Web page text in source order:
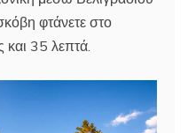
φτάνετε στο
35 λεπτά.